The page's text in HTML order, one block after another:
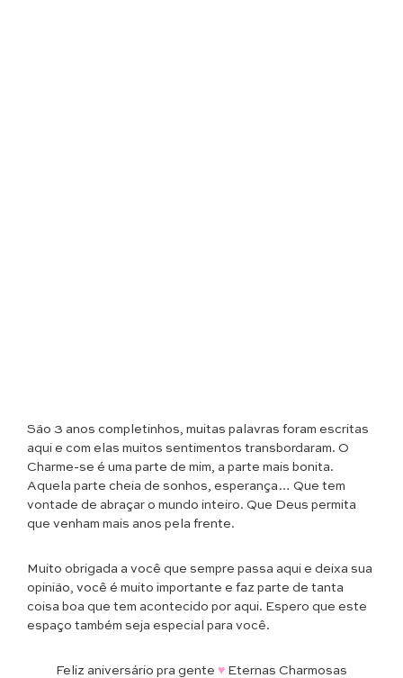
São 3 anos completinhos, muitas palavras foram escritas
aqui e com elas muitos sentimentos transbordaram. O
Charme-se é uma parte de mim, a parte mais bonita.
Aquela parte cheia de sonhos, esperança… Que tem
vontade de abraçar o mundo inteiro. Que Deus permita
que venham mais anos pela frente.
Muito obrigada a você que sempre passa aqui e deixa sua
opinião, você é muito importante e faz parte de tanta
coisa boa que tem acontecido por aqui. Espero que este
espaço também seja especial para você.
Feliz aniversário pra gente ♥ Eternas Charmosas